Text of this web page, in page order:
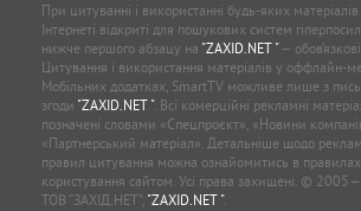
При цитуванні і використанні будь-яких матеріалів
Інтернеті відкриті для пошукових систем
нижче першого абзацу на "ZAXID.NET "—
Цитування і використання матеріалів у оффлайн-
Мобільних додатках, SmartTV можливе лише з
згоди "ZAXID.NET ". Всі комерційні рекламні
позначені словами «Спецпроєкт», «Новини
«Партнерський матеріал». Детальніше щодо
правил цитування можна ознайомитись в правилах
користування сайтом. Усі права захищені. ©
ТОВ “ЗАХІД.НЕТ”, "ZAXID.NET ".